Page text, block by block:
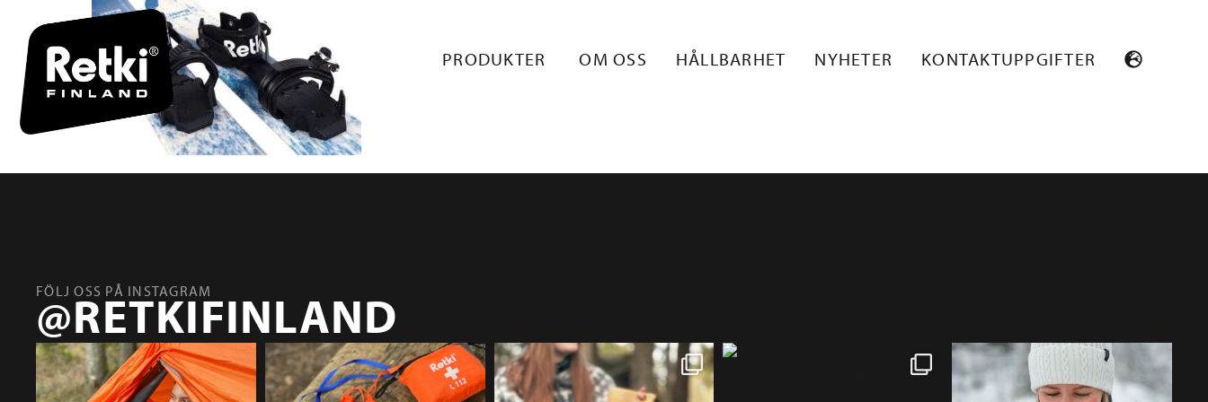
PRODUKTER OM OSS HÅLLBARHET NYHETER KONTAKTUPPGIFTER
FÖLJ OSS PÅ INSTAGRAM
@RETKIFINLAND